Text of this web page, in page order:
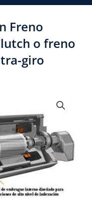
Freno
o freno
giro